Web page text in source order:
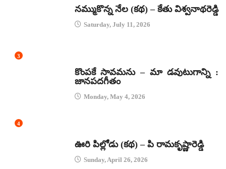
నమ్ముకొన్న నేల (కథ) – కేతు విశ్వనాథరెడ్డి
Saturday, July 11, 2026
3
కొంపకే సావమను – మా డవుటుగాన్ని :
జానపదగీతం
Monday, May 4, 2026
4
ఊరి పిల్లోడు (కథ) – పి రామకృష్ణారెడ్డి
Sunday, April 26, 2026